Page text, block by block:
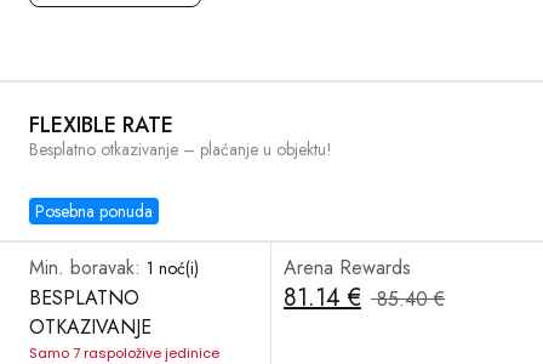
FLEXIBLE RATE
Posebna ponuda
Besplatno otkazivanje – plaćanje u objektu!
Min. boravak: 1 noć(i)
BESPLATNO
OTKAZIVANJE
Samo 7 raspoložive jedinice
Arena Rewards
81.14 € 85.40 €